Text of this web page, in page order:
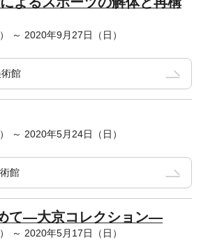
～ 2020年9月27日（日）
館
～ 2020年5月24日（日）
館
て―大京コレクション―
～ 2020年5月17日（日）